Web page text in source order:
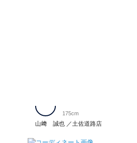
山﨑 誠也 土佐道路店
175cm